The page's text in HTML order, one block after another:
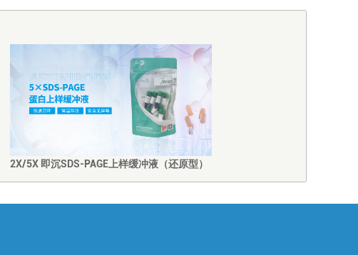
2X/5X 即沉SDS-PAGE上样缓冲液（还原型）